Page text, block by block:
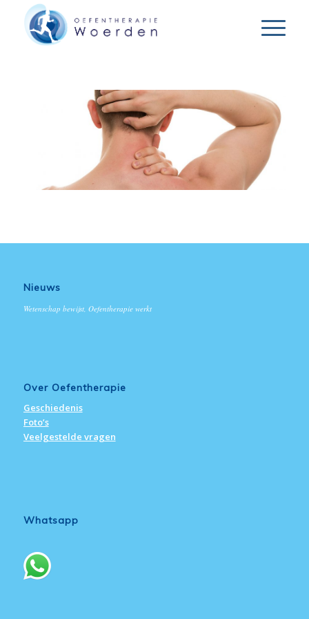
Nieuws
Wetenschap bewijst, Oefentherapie werkt
Over Oefentherapie
Geschiedenis
Foto’s
Veelgestelde vragen
Whatsapp